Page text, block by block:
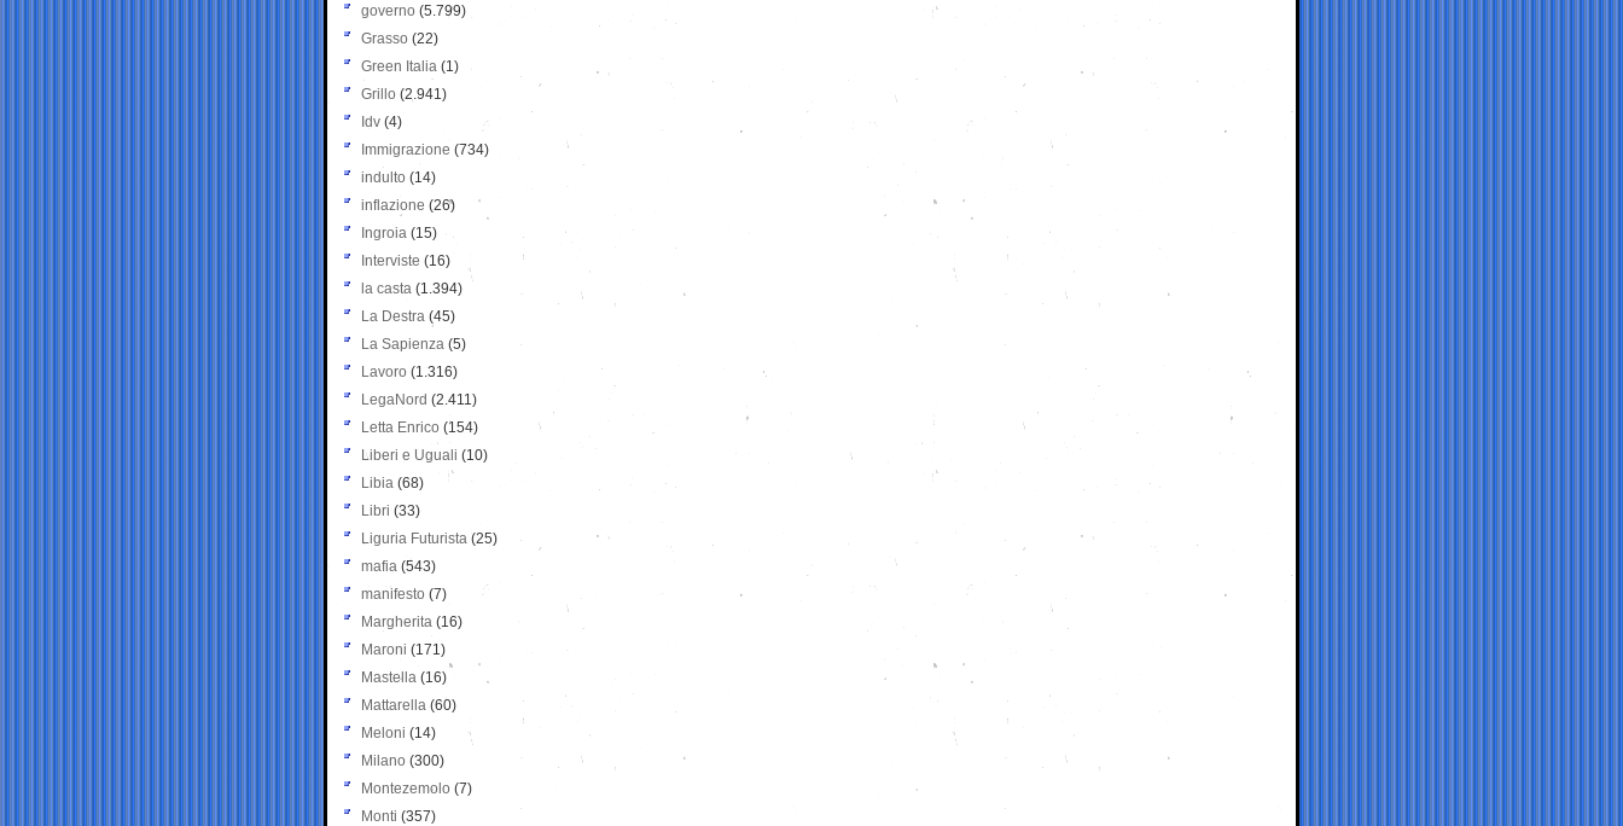
governo (5.799)
Grasso (22)
Green Italia (1)
Grillo (2.941)
Idv (4)
Immigrazione (734)
indulto (14)
inflazione (26)
Ingroia (15)
Interviste (16)
la casta (1.394)
La Destra (45)
La Sapienza (5)
Lavoro (1.316)
LegaNord (2.411)
Letta Enrico (154)
Liberi e Uguali (10)
Libia (68)
Libri (33)
Liguria Futurista (25)
mafia (543)
manifesto (7)
Margherita (16)
Maroni (171)
Mastella (16)
Mattarella (60)
Meloni (14)
Milano (300)
Montezemolo (7)
Monti (357)